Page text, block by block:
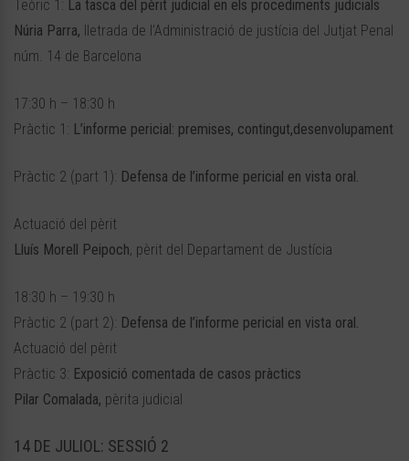
Teòric 1: La tasca del pèrit judicial en els procediments judicials
Núria Parra, lletrada de l’Administració de justícia del Jutjat Penal
núm. 14 de Barcelona
17:30 h – 18:30 h
Pràctic 1: L’informe pericial: premises, contingut,desenvolupament
Pràctic 2 (part 1): Defensa de l’informe pericial en vista oral.
Actuació del pèrit
Lluís Morell Peipoch, pèrit del Departament de Justícia
18:30 h – 19:30 h
Pràctic 2 (part 2): Defensa de l’informe pericial en vista oral.
Actuació del pèrit
Pràctic 3: Exposició comentada de casos pràctics
Pilar Comalada, pèrita judicial
14 DE JULIOL: SESSIÓ 2